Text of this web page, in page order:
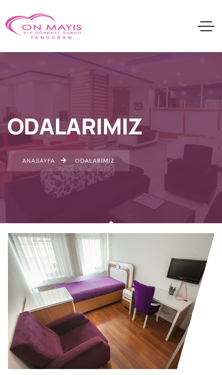
ODALARIMIZ
ANASAYFA ODALARIMIZ